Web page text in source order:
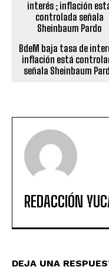
BdeM baja tasa de
inflación está
señala Sheinbaum
REDACCIÓN
DEJA UNA